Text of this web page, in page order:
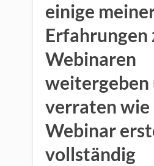
einige
Erfahrungen
Webinaren
weitergeben
verraten wie
Webinar
vollständig